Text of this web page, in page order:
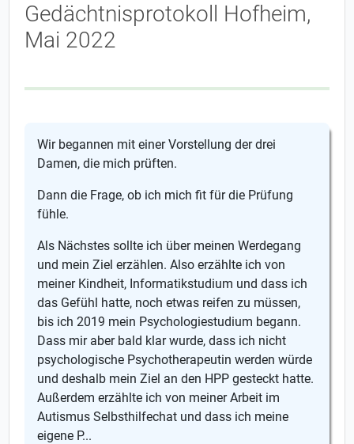
Gedächtnisprotokoll Hofheim,
Mai 2022
Wir begannen mit einer Vorstellung der drei
Damen, die mich prüften.
Dann die Frage, ob ich mich fit für die Prüfung
fühle.
Als Nächstes sollte ich über meinen Werdegang
und mein Ziel erzählen. Also erzählte ich von
meiner Kindheit, Informatikstudium und dass ich
das Gefühl hatte, noch etwas reifen zu müssen,
bis ich 2019 mein Psychologiestudium begann.
Dass mir aber bald klar wurde, dass ich nicht
psychologische Psychotherapeutin werden würde
und deshalb mein Ziel an den HPP gesteckt hatte.
Außerdem erzählte ich von meiner Arbeit im
Autismus Selbsthilfechat und dass ich meine
eigene P...